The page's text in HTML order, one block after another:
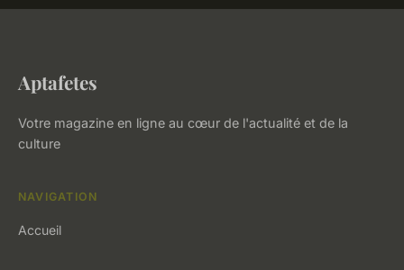
Aptafetes
Votre magazine en ligne au cœur de l'actualité et de la
culture
NAVIGATION
Accueil